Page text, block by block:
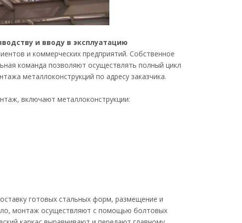
и вводу в эксплуатацию
и коммерческих предприятий. Собственное
команда позволяют осуществлять полный цикл
металлоконструкций по адресу заказчика.
включают металлоконструкции:
готовых стальных форм, размещение и
монтаж осуществляют с помощью болтовых